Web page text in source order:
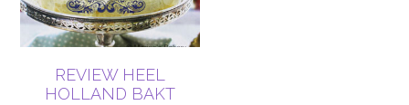
REVIEW HEEL
HOLLAND BAKT